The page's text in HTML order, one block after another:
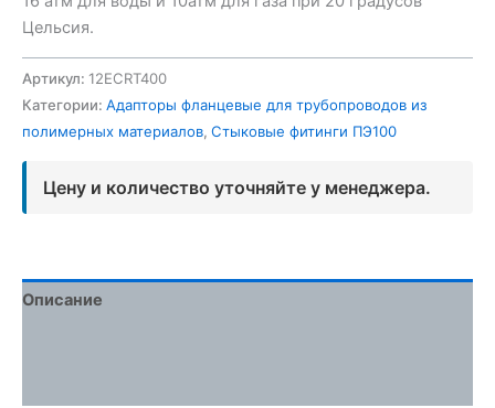
Цельсия.
Артикул: 12ECRT400
Категории: Адапторы фланцевые для трубопроводов из
полимерных материалов, Стыковые фитинги ПЭ100
Цену и количество уточняйте у менеджера.
Описание